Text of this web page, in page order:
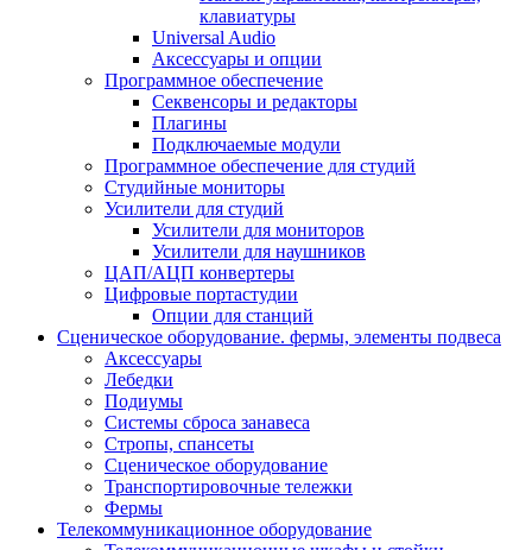
клавиатуры
Universal Audio
Аксессуары и опции
Программное обеспечение
Cеквенсоры и редакторы
Плагины
Подключаемые модули
Программное обеспечение для студий
Студийные мониторы
Усилители для студий
Усилители для мониторов
Усилители для наушников
ЦАП/АЦП конвертеры
Цифровые портастудии
Опции для станций
Сценическое оборудование. фермы, элементы подвеса
Аксессуары
Лебедки
Подиумы
Системы сброса занавеса
Стропы, спансеты
Сценическое оборудование
Транспортировочные тележки
Фермы
Телекоммуникационное оборудование